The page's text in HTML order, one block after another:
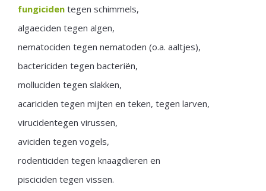
fungiciden tegen schimmels,
algaeciden tegen algen,
nematociden tegen nematoden (o.a. aaltjes),
bactericiden tegen bacteriën,
molluciden tegen slakken,
acariciden tegen mijten en teken, tegen larven,
virucidentegen virussen,
aviciden tegen vogels,
rodenticiden tegen knaagdieren en
pisciciden tegen vissen.